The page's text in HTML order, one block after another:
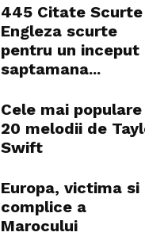
445 Citate Scurte
Engleza scurte
pentru un inceput
saptamana...
Cele mai populare
20 melodii de
Swift
Europa, victima si
complice a
Marocului